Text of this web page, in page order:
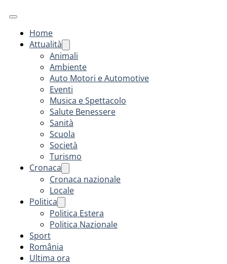
Home
Attualità
Animali
Ambiente
Auto Motori e Automotive
Eventi
Musica e Spettacolo
Salute Benessere
Sanità
Scuola
Società
Turismo
Cronaca
Cronaca nazionale
Locale
Politica
Politica Estera
Politica Nazionale
Sport
România
Ultima ora